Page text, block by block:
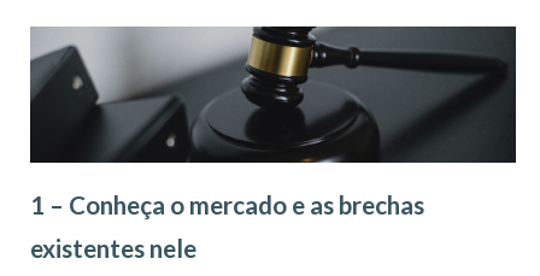
1 – Conheça o mercado e as brechas
existentes nele